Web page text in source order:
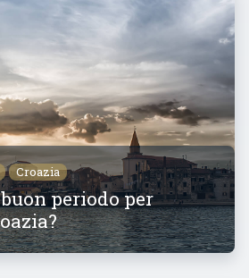
Croazia
periodo per